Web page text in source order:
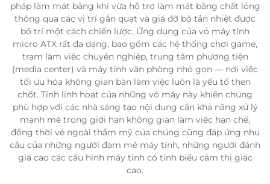
pháp làm mát bằng khí vừa hỗ trợ làm mát bằng chất lỏng
thông qua các vị trí gắn quạt và giá đỡ bộ tản nhiệt được
bố trí một cách chiến lược. Ứng dụng của vỏ máy tính
micro ATX rất đa dạng, bao gồm các hệ thống chơi game,
trạm làm việc chuyên nghiệp, trung tâm phương tiện
(media center) và máy tính văn phòng nhỏ gọn — nơi việc
tối ưu hóa không gian bàn làm việc luôn là yếu tố then
chốt. Tính linh hoạt của những vỏ máy này khiến chúng
phù hợp với các nhà sáng tạo nội dung cần khả năng xử lý
mạnh mẽ trong giới hạn không gian làm việc hạn chế,
đồng thời vẻ ngoài thẩm mỹ của chúng cũng đáp ứng nhu
cầu của những người đam mê máy tính, những người đánh
giá cao các cấu hình máy tính có tính biểu cảm thị giác
cao.